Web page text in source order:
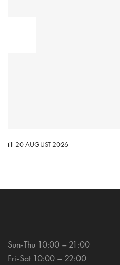
till 20 AUGUST 2026
Sun-Thu 10:00 – 21:00
Fri-Sat 10:00 – 22:00